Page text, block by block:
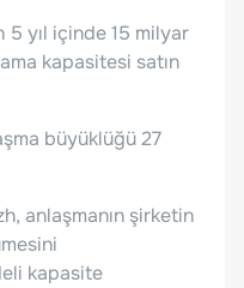
5 yıl içinde 15 milyar
kapasitesi satın
büyüklüğü 27
anlaşmanın şirketin
kapasite